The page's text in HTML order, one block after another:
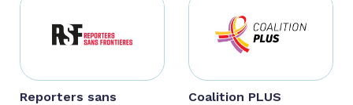
Reporters sans
Coalition PLUS